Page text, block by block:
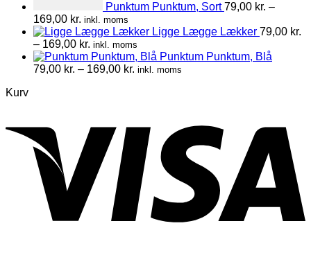
Punktum Punktum, Sort 79,00 kr. –
169,00 kr. Prisinterval:
79,00 kr.
til
169,00 kr.
inkl. moms
Ligge Lægge Lækker 79,00 kr.
– 169,00 kr. Prisinterval:
79,00 kr.
til
inkl. moms
Punktum Punktum, Blå
79,00 kr. – 169,00 kr. Prisinterval:
inkl. moms
Kurv